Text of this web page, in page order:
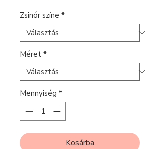
Zsinór színe *
Méret *
Mennyiség *
Kosárba